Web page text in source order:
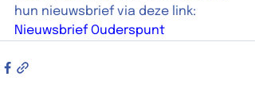
hun nieuwsbrief via deze link:
Nieuwsbrief Ouderspunt